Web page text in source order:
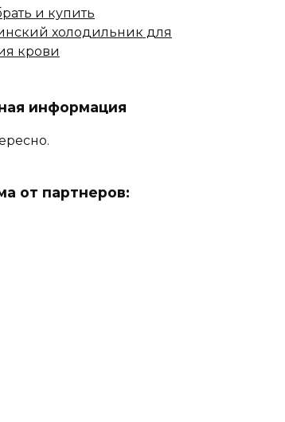
и купить
холодильник для
крови
информация
от партнеров: